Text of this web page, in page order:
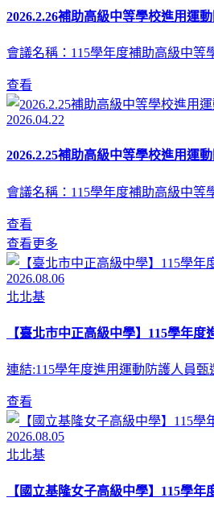
2026.2.26補助高級中等學校進用運
會議名稱：115學年度補助高級中等
查看
2026.04.22
2026.2.25補助高級中等學校進用運
會議名稱：115學年度補助高級中等
查看
查看更多
2026.08.06
北北基
【臺北市中正高級中學】115學年
連結:115學年度進用運動防護人員甄
查看
2026.08.05
北北基
【國立基隆女子高級中學】115學